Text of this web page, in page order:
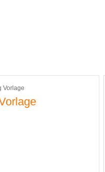
Vorlage